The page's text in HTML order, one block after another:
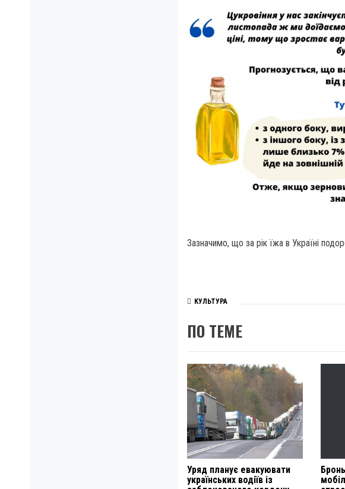
Зазначимо, що за рік їжа в Україні
КУЛЬТУРА
ПО ТЕМЕ
Уряд планує евакуювати
українських водіїв із